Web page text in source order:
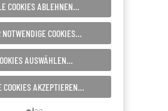
COOKIES ABLEHNEN…
NOTWENDIGE COOKIES…
AUSWÄHLEN…
COOKIES AKZEPTIEREN…
ABBRECHEN…